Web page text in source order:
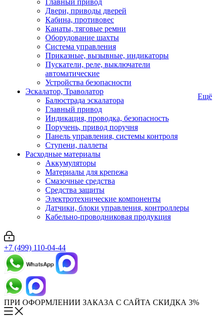
Главный привод
Двери, приводы дверей
Кабина, противовес
Канаты, тяговые ремни
Оборудование шахты
Система управления
Приказные, вызывные, индикаторы
Пускатели, реле, выключатели
автоматические
Устройства безопасности
Эскалатор, Траволатор
Балюстрада эскалатора
Главный привод
Индикация, проводка, безопасность
Поручень, привод поручня
Панель управления, системы контроля
Ступени, паллеты
Расходные материалы
Аккумуляторы
Материалы для крепежа
Смазочные средства
Средства защиты
Электротехнические компоненты
Датчики, блоки управления, контроллеры
Кабельно-проводниковая продукция
Ещё
+7 (499) 110-04-44
ПРИ ОФОРМЛЕНИИ ЗАКАЗА С САЙТА СКИДКА 3%